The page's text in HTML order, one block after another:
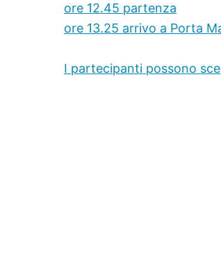
ore 12.45 partenza
ore 13.25 arrivo a Porta
I partecipanti possono